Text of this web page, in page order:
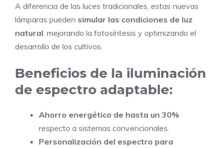
A diferencia de las luces tradicionales, estas nuevas
lámparas pueden simular las condiciones de luz
natural , mejorando la fotosíntesis y optimizando el
desarrollo de los cultivos.
Beneficios de la iluminación
de espectro adaptable:
Ahorro energético de hasta un 30%
respecto a sistemas convencionales.
Personalización del espectro para